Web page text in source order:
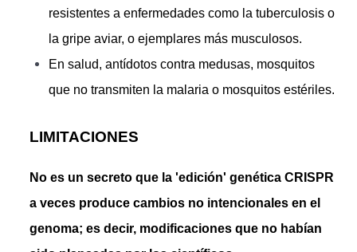
resistentes a enfermedades como la tuberculosis o
la gripe aviar, o ejemplares más musculosos.
En salud, antídotos contra medusas, mosquitos
que no transmiten la malaria o mosquitos estériles.
LIMITACIONES
No es un secreto que la 'edición' genética CRISPR
a veces produce cambios no intencionales en el
genoma; es decir, modificaciones que no habían